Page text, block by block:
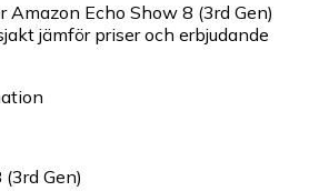
Echo Show 8 (3rd Gen)
jämför priser och erbjudande
Gen)